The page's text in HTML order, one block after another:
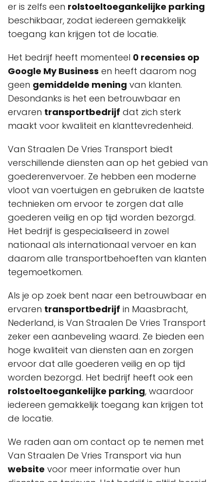
er is zelfs een rolstoeltoegankelijke parking
beschikbaar, zodat iedereen gemakkelijk
toegang kan krijgen tot de locatie.
Het bedrijf heeft momenteel 0 recensies op
Google My Business en heeft daarom nog
geen gemiddelde mening van klanten.
Desondanks is het een betrouwbaar en
ervaren transportbedrijf dat zich sterk
maakt voor kwaliteit en klanttevredenheid.
Van Straalen De Vries Transport biedt
verschillende diensten aan op het gebied van
goederenvervoer. Ze hebben een moderne
vloot van voertuigen en gebruiken de laatste
technieken om ervoor te zorgen dat alle
goederen veilig en op tijd worden bezorgd.
Het bedrijf is gespecialiseerd in zowel
nationaal als internationaal vervoer en kan
daarom alle transportbehoeften van klanten
tegemoetkomen.
Als je op zoek bent naar een betrouwbaar en
ervaren transportbedrijf in Maasbracht,
Nederland, is Van Straalen De Vries Transport
zeker een aanbeveling waard. Ze bieden een
hoge kwaliteit van diensten aan en zorgen
ervoor dat alle goederen veilig en op tijd
worden bezorgd. Het bedrijf heeft ook een
rolstoeltoegankelijke parking, waardoor
iedereen gemakkelijk toegang kan krijgen tot
de locatie.
We raden aan om contact op te nemen met
Van Straalen De Vries Transport via hun
website voor meer informatie over hun